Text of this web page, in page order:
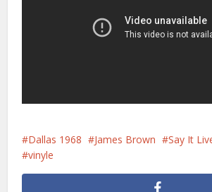
Dallas 1968 James Brown
Say It
vinyle